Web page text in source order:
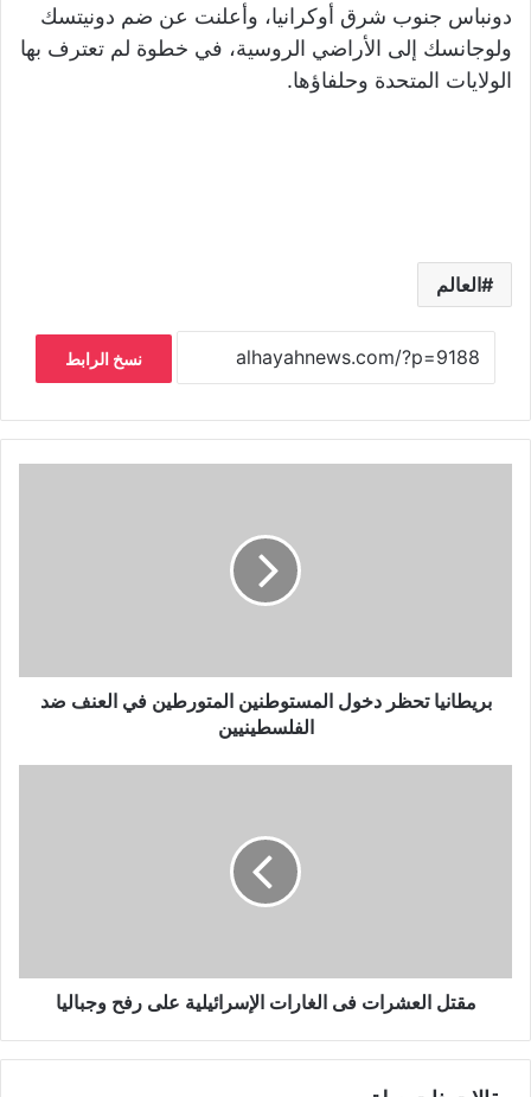
دونباس جنوب شرق أوكرانيا، وأعلنت عن ضم دونيتسك
ولوجانسك إلى الأراضي الروسية، في خطوة لم تعترف بها
الولايات المتحدة وحلفاؤها.
العالم
نسخ الرابط
بريطانيا تحظر دخول المستوطنين المتورطين في العنف ضد
الفلسطينيين
مقتل العشرات فى الغارات الإسرائيلية على رفح وجباليا